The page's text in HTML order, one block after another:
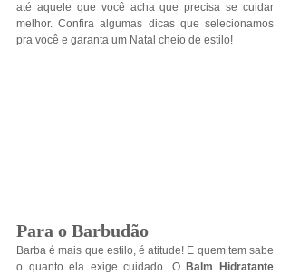
até aquele que você acha que precisa se cuidar
melhor. Confira algumas dicas que selecionamos
pra você e garanta um Natal cheio de estilo!
Para o Barbudão
Barba é mais que estilo, é atitude! E quem tem sabe
o quanto ela exige cuidado. O Balm Hidratante